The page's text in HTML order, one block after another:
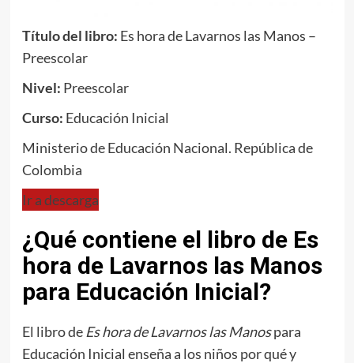
Título del libro: Es hora de Lavarnos las Manos –
Preescolar
Nivel: Preescolar
Curso: Educación Inicial
Ministerio de Educación Nacional. República de
Colombia
Ir a descarga
¿Qué contiene el libro de Es
hora de Lavarnos las Manos
para Educación Inicial?
El libro de Es hora de Lavarnos las Manospara
Educación Inicial enseña a los niños por qué y